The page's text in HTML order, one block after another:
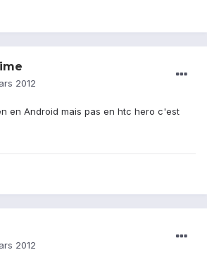
2012
en Android mais pas en htc hero c'est
2012